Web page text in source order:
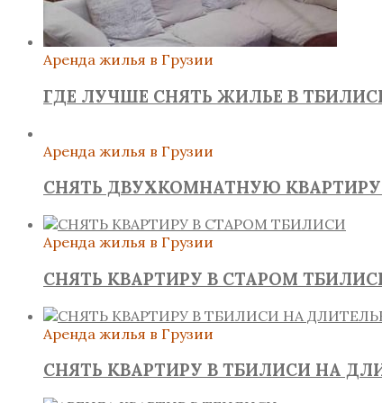
Аренда жилья в Грузии
ГДЕ ЛУЧШЕ СНЯТЬ ЖИЛЬЕ В
Аренда жилья в Грузии
СНЯТЬ ДВУХКОМНАТНУЮ
Аренда жилья в Грузии
СНЯТЬ КВАРТИРУ В СТАРОМ
Аренда жилья в Грузии
СНЯТЬ КВАРТИРУ В ТБИЛИСИ НА